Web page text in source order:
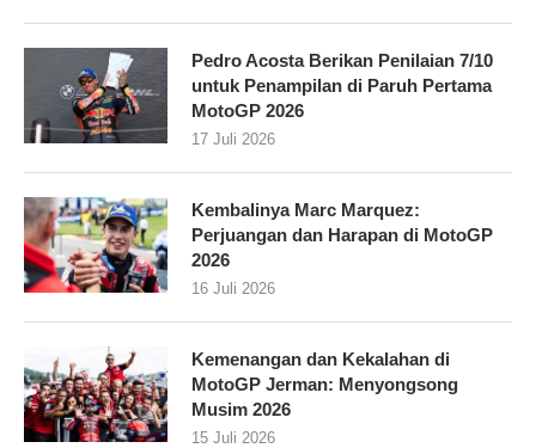
Pedro Acosta Berikan Penilaian 7/10
untuk Penampilan di Paruh Pertama
MotoGP 2026
17 Juli 2026
Kembalinya Marc Marquez:
Perjuangan dan Harapan di MotoGP
2026
16 Juli 2026
Kemenangan dan Kekalahan di
MotoGP Jerman: Menyongsong
Musim 2026
15 Juli 2026